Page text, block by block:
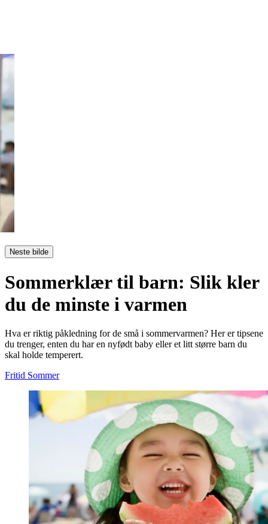
Neste bilde
Sommerklær til barn: Slik kler
du de minste i varmen
Hva er riktig påkledning for de små i sommervarmen? Her er tipsene
du trenger, enten du har en nyfødt baby eller et litt større barn du
skal holde temperert.
Fritid Sommer